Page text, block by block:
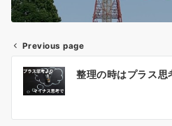
投
Previous page
整理の時はプラス思